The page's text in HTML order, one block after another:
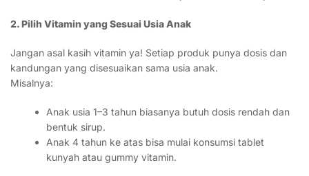
2. Pilih Vitamin yang Sesuai Usia Anak
Jangan asal kasih vitamin ya! Setiap produk punya dosis dan
kandungan yang disesuaikan sama usia anak.
Misalnya:
Anak usia 1–3 tahun biasanya butuh dosis rendah dan
bentuk sirup.
Anak 4 tahun ke atas bisa mulai konsumsi tablet
kunyah atau gummy vitamin.